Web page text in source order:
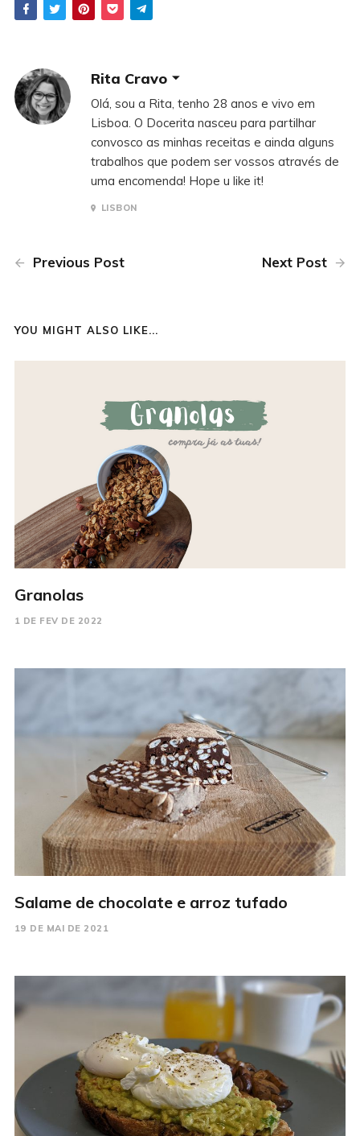
Rita Cravo
Olá, sou a Rita, tenho 28 anos e vivo em
Lisboa. O Docerita nasceu para partilhar
convosco as minhas receitas e ainda alguns
trabalhos que podem ser vossos através de
uma encomenda! Hope u like it!
LISBON
Previous Post Next Post
YOU MIGHT ALSO LIKE...
Granolas
1 DE FEV DE 2022
Salame de chocolate e arroz tufado
19 DE MAI DE 2021